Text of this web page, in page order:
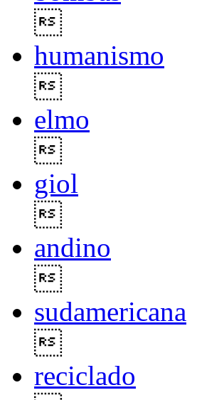
humanismo
elmo
giol
andino
sudamericana
reciclado